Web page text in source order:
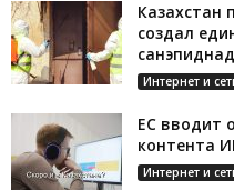
Казахстан
создал
Интернет и
ЕС вводит
контента
Интернет и